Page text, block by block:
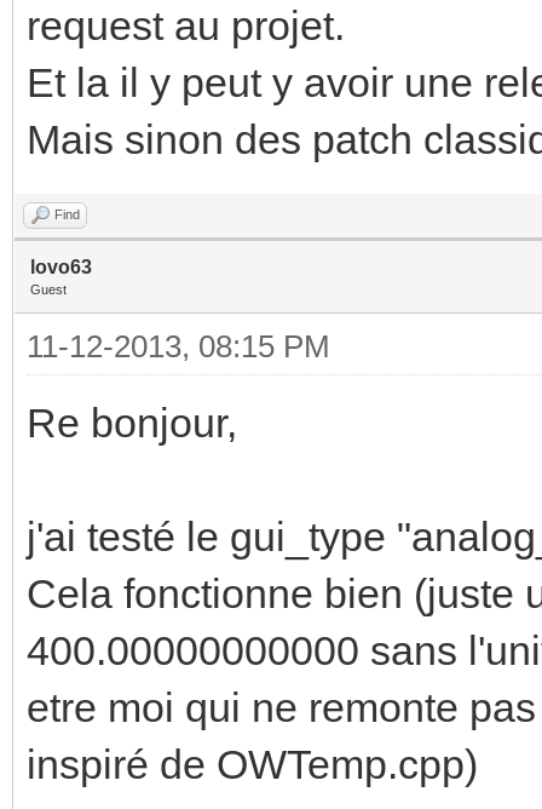
request au projet.
Et la il y peut y avoir une
Mais sinon des patch
Find
lovo63
Guest
11-12-2013, 08:15 PM
Re bonjour,
j'ai testé le gui_type
Cela fonctionne bien (juste
400.00000000000 sans
etre moi qui ne remonte
inspiré de OWTemp.cpp)